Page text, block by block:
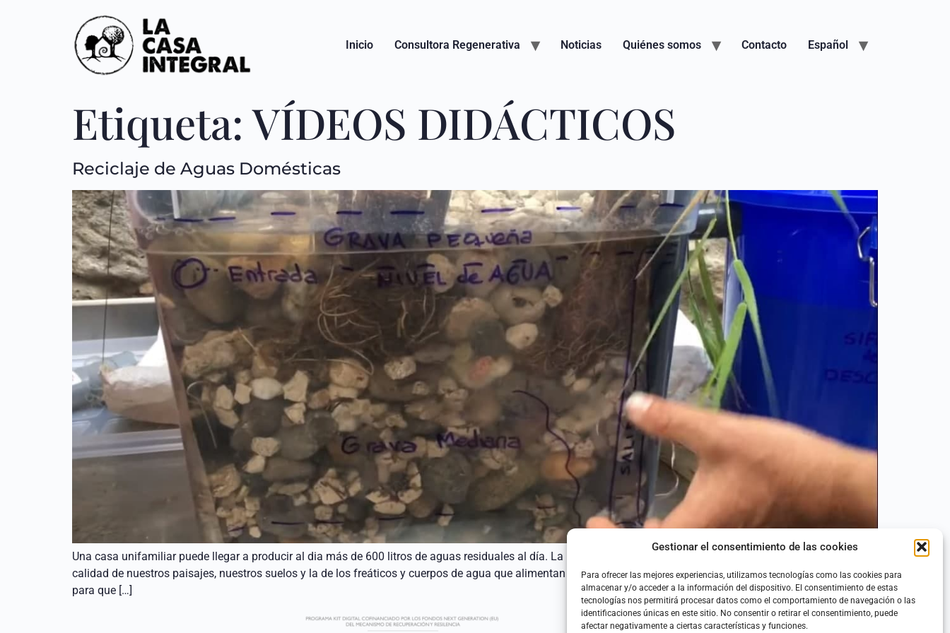
Gestionar el consentimiento de las cookies
Para ofrecer las mejores experiencias, utilizamos tecnologías como las cookies para
almacenar y/o acceder a la información del dispositivo. El consentimiento de estas
tecnologías nos permitirá procesar datos como el comportamiento de navegación o las
identificaciones únicas en este sitio. No consentir o retirar el consentimiento, puede
afectar negativamente a ciertas características y funciones.
Inicio Consultora Regenerativa Noticias Quiénes somos Contacto Español
Etiqueta:VÍDEOS DIDÁCTICOS
Reciclaje de Aguas Domésticas
Una casa unifamiliar puede llegar a producir al dia más de 600 litros de aguas residuales al día. La manera de gestionar ese residuo acaba determinando la
calidad de nuestros paisajes, nuestros suelos y la de los freáticos y cuerpos de agua que alimentan nuestras casas. La economía circular del Agua es importante,
para que […]